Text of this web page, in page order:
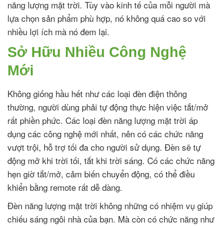
năng lượng mặt trời. Tùy vào kinh tế của mỗi người mà
lựa chọn sản phẩm phù hợp, nó không quá cao so với
nhiều lợi ích mà nó đem lại.
Sở Hữu Nhiều Công Nghệ
Mới
Không giống hầu hết như các loại đèn điện thông
thường, người dùng phải tự động thực hiện việc tắt/mở
rất phiền phức. Các loại đèn năng lượng mặt trời áp
dụng các công nghệ mới nhất, nên có các chức năng
vượt trội, hỗ trợ tối đa cho người sử dụng. Đèn sẽ tự
động mở khi trời tối, tắt khi trời sáng. Có các chức năng
hẹn giờ tắt/mở, cảm biến chuyển động, có thể điều
khiển bằng remote rất dễ dàng.
Đèn năng lượng mặt trời không những có nhiệm vụ giúp
chiếu sáng ngôi nhà của bạn. Mà còn có chức năng như